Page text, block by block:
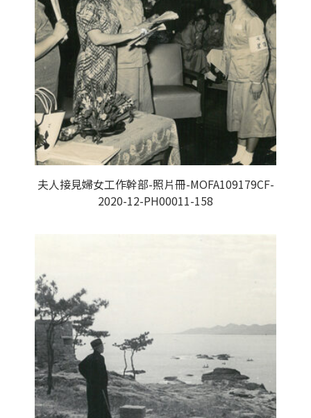
夫人接見婦女工作幹部-照片冊-MOFA109179CF-
2020-12-PH00011-158